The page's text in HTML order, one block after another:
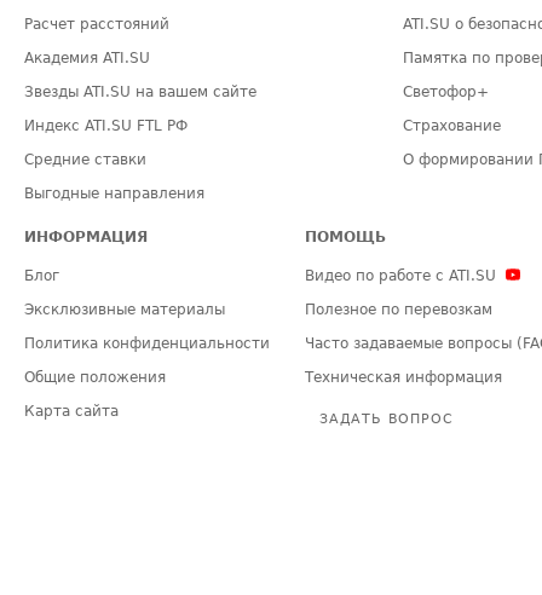
Расчет расстояний
Академия ATI.SU
Звезды ATI.SU на вашем сайте
Индекс ATI.SU FTL РФ
Средние ставки
Выгодные направления
ATI.SU о
Памятка по
Светофор+
Страхование
О формировании
ИНФОРМАЦИЯ
Блог
Эксклюзивные материалы
Политика конфиденциальности
Общие положения
Карта сайта
ПОМОЩЬ
Видео по работе с ATI.SU
Полезное по перевозкам
Часто задаваемые вопросы
Техническая информация
ЗАДАТЬ ВОПРОС